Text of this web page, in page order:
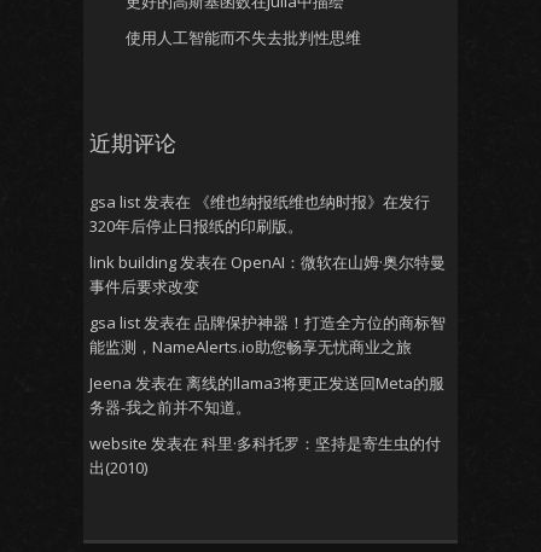
使用人工智能而不失去批判性思维
近期评论
gsa list发表在
《维也纳报纸维也纳时报》在发行
320年后停止日报纸的印刷版。
link building发表在 OpenAI：微软在山姆·奥尔特曼
事件后要求改变
gsa list发表在 品牌保护神器！打造全方位的商标智
能监测，NameAlerts.io助您畅享无忧商业之旅
Jeena 发表在 离线的llama3将更正发送回Meta的服
务器-我之前并不知道。
website 发表在 科里·多科托罗：坚持是寄生虫的付
出(2010)